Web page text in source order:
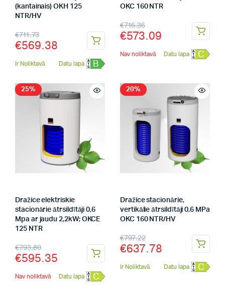
(kantainais) OKH 125
NTR/HV
€711.73
€569.38
Ir Noliktavā Datu lapa B
OKC 160 NTR
€716.36
€573.09
Nav noliktavā Datu lapa C
25%
Dražice elektriskie
stacionārie ātrsildītāji 0,6
Mpa ar jaudu 2,2kW; OKCE
125 NTR
€793.80
€595.35
Nav noliktavā Datu lapa C
20%
Dražice stacionārie,
vertikālie ātrsildītāji 0,6 MPa
OKC 160 NTR/HV
€797.22
€637.78
Ir Noliktavā Datu lapa C